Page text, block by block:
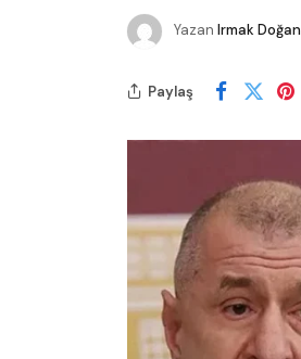
Yazan Irmak Doğan
Paylaş